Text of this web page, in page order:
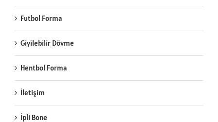
Futbol Forma
Giyilebilir Dövme
Hentbol Forma
İletişim
İpli Bone